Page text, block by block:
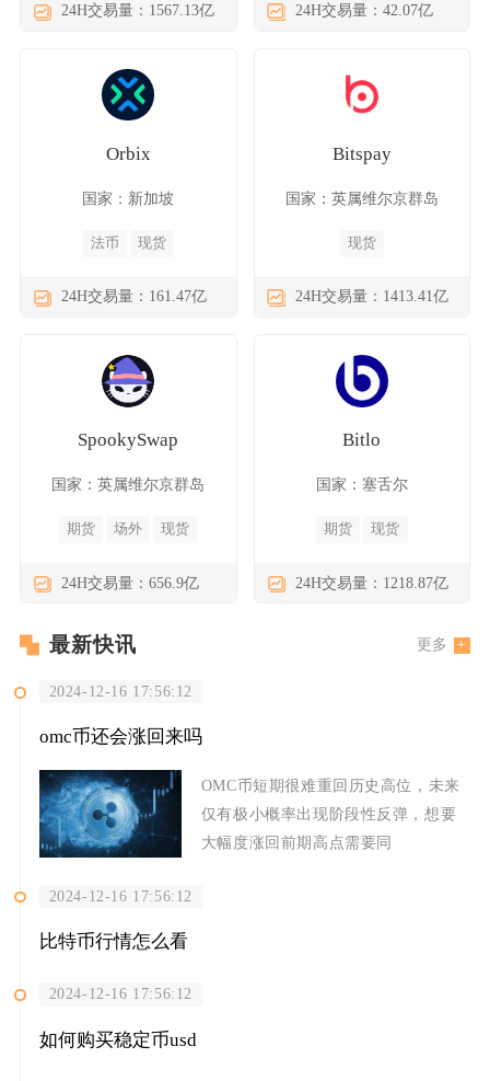
24H交易量：1567.13亿 24H交易量：42.07亿
Orbix
国家：新加坡
法币 现货
24H交易量：161.47亿
Bitspay
国家：英属维尔京群岛
现货
24H交易量：1413.41亿
SpookySwap
国家：英属维尔京群岛
期货 场外 现货
24H交易量：656.9亿
Bitlo
国家：塞舌尔
期货 现货
24H交易量：1218.87亿
最新快讯 更多
2024-12-16 17:56:12
omc币还会涨回来吗
OMC币短期很难重回历史高位，未来
仅有极小概率出现阶段性反弹，想要
大幅度涨回前期高点需要同
2024-12-16 17:56:12
比特币行情怎么看
2024-12-16 17:56:12
如何购买稳定币usd